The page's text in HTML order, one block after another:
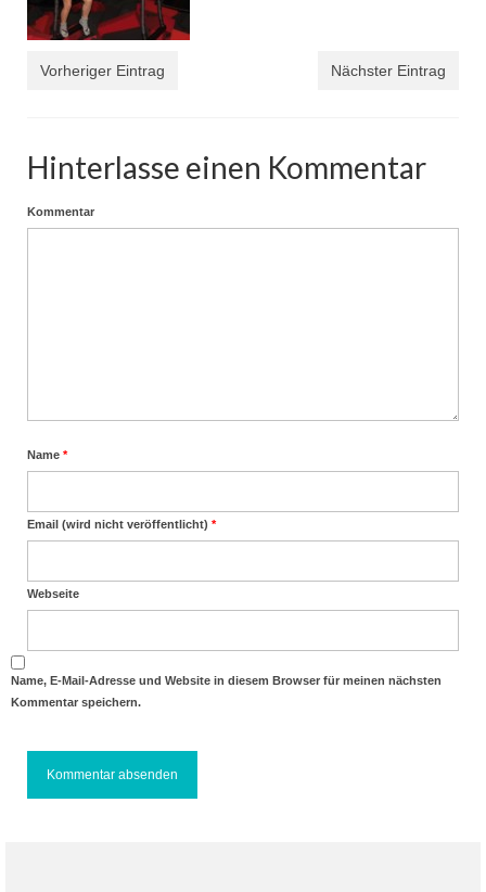
Vorheriger Eintrag Nächster Eintrag
Hinterlasse einen Kommentar
Kommentar
Name *
Email (wird nicht veröffentlicht) *
Webseite
Name, E-Mail-Adresse und Website in diesem Browser für meinen nächsten
Kommentar speichern.